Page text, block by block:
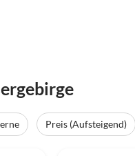
Preis (Aufsteigend)
Top-Inserat